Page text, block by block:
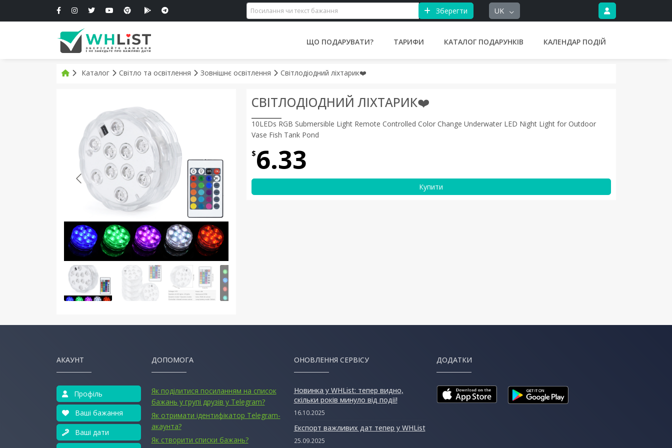
Зберегти UK
ЩО ПОДАРУВАТИ? ТАРИФИ КАТАЛОГ ПОДАРУНКІВ КАЛЕНДАР ПОДІЙ
Каталог Світло та освітлення Зовнішнє освітлення Світлодіодний ліхтарик❤️
СВІТЛОДІОДНИЙ ЛІХТАРИК❤️
10LEDs RGB Submersible Light Remote Controlled Color Change Underwater LED Night Light for Outdoor
Vase Fish Tank Pond
$6.33
Купити
АКАУНТ
Профіль
Ваші бажання
Ваші дати
ДОПОМОГА
Як поділитися посиланням на список
бажань у групі друзів у Telegram?
Як отримати ідентифікатор Telegram-
акаунта?
Як створити списки бажань?
ОНОВЛЕННЯ СЕРВІСУ
Новинка у WHList: тепер видно,
скільки років минуло від події!
16.10.2025
Експорт важливих дат тепер у WHList
25.09.2025
ДОДАТКИ